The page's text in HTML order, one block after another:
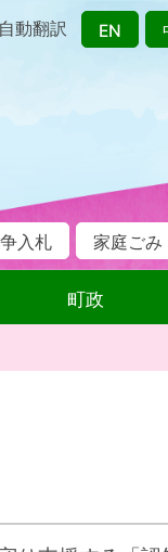
自動翻訳 EN
入札 家庭ごみ
町政